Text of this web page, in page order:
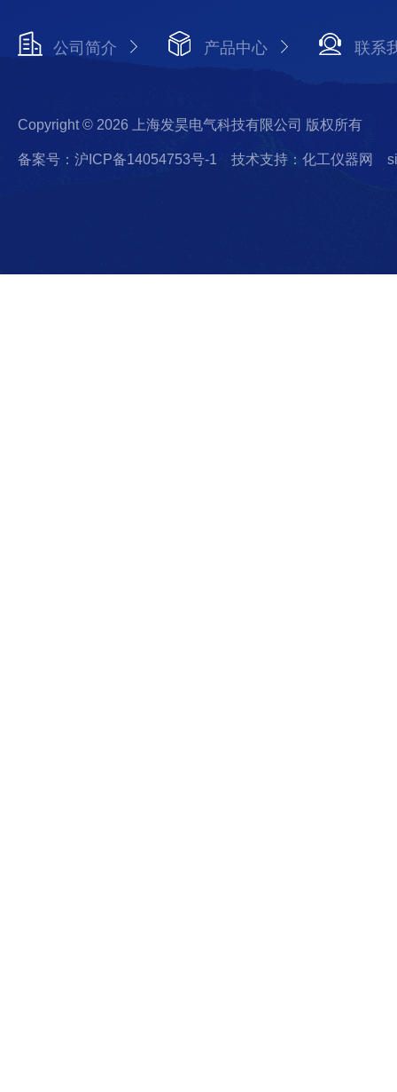
公司简介 产品中心 联系
Copyright © 2026 上海发昊电气科技有限公司 版权所有
备案号：沪ICP备14054753号-1 技术支持：化工仪器网